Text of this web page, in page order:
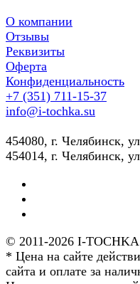
О компании
Отзывы
Реквизиты
Оферта
Конфиденциальность
+7 (351) 711-15-37
info@i-tochka.su
​454080, г. Челябинск,
454014, г. Челябинск,
© 2011-2026 I-
* Цена на сайте
сайта и оплате за